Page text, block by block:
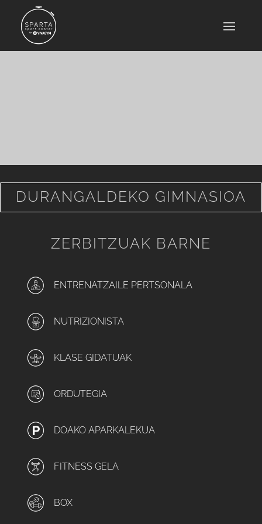
DURANGALDEKO GIMNASIOA
ZERBITZUAK BARNE
ENTRENATZAILE PERTSONALA
NUTRIZIONISTA
KLASE GIDATUAK
ORDUTEGIA
DOAKO APARKALEKUA
FITNESS GELA
BOX